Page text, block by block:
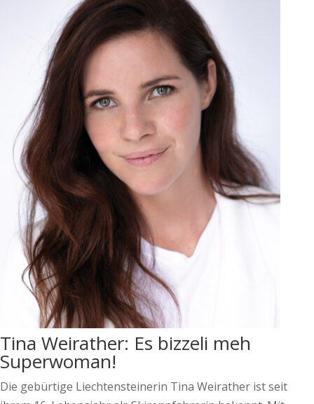
Tina Weirather: Es bizzeli meh
Superwoman!
Die gebürtige Liechtensteinerin Tina Weirather ist seit